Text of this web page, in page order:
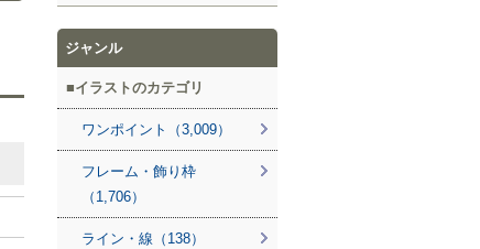
ジャンル
イラストのカテゴリ
ワンポイント（3,009）
フレーム・飾り枠
（1,706）
ライン・線（138）